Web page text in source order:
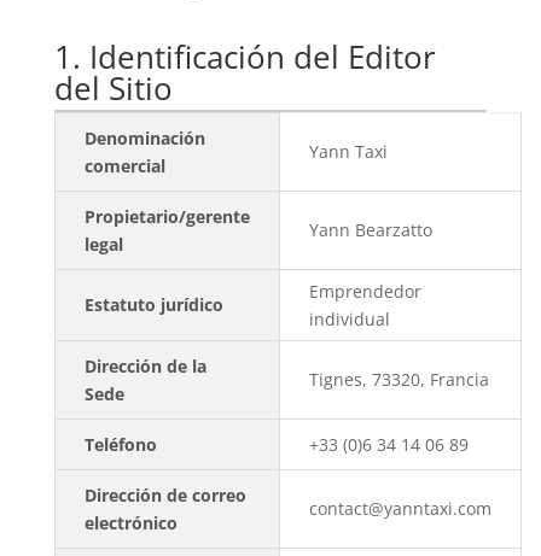
1. Identificación del Editor
del Sitio
Denominación
comercial
Yann Taxi
Propietario/gerente
legal
Yann Bearzatto
Estatuto jurídico
Emprendedor
individual
Dirección de la
Sede
Tignes, 73320, Francia
Teléfono +33 (0)6 34 14 06 89
Dirección de correo
electrónico
contact@yanntaxi.com